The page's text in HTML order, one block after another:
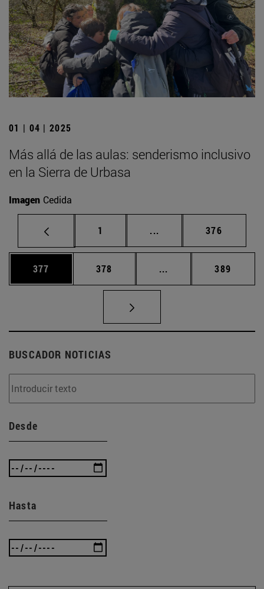
01 | 04 | 2025
Más allá de las aulas: senderismo inclusivo
en la Sierra de Urbasa
Imagen Cedida
Página
1 ... Páginas intermedias
Página
376
Página
377 Página
378 ... Páginas intermedias
Página
389
BUSCADOR NOTICIAS
Desde
Hasta